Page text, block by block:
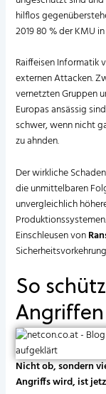
hilflos
2019 80 % der KMU
Raiffeisen Informatik
externen Attacken.
vernetzten Gruppen
Europas ansässig
schwer, wenn nicht
zu ahnden.
Der wirkliche
die unmittelbaren
unvergleichlich
Einschleusen von
So
Angriffen
Nicht ob, sondern
Angriffs wird, ist